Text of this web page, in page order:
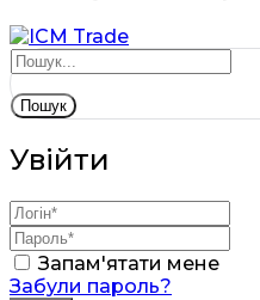
Пошук
Увійти
Запам'ятати мене
Забули пароль?